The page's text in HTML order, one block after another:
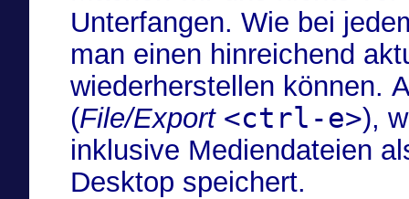
Unterfangen. Wie bei
man einen hinreichend
wiederherstellen können.
(File/Export <ctrl-e>),
inklusive Mediendateien
Desktop speichert.